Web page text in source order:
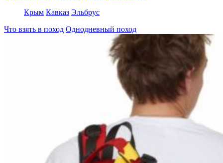
Крым Кавказ Эльбрус
Что взять в поход Однодневный поход